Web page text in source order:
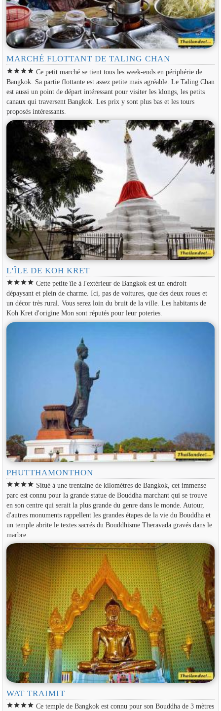
MARCHÉ FLOTTANT DE TALING CHAN
starstarstarstar Ce petit marché se tient tous les week-ends en périphérie de
Bangkok. Sa partie flottante est assez petite mais agréable. Le Taling Chan
est aussi un point de départ intéressant pour visiter les klongs, les petits
canaux qui traversent Bangkok. Les prix y sont plus bas et les tours
proposés intéressants.
L'ÎLE DE KOH KRET
starstarstarstar Cette petite île à l'extérieur de Bangkok est un endroit
dépaysant et plein de charme. Ici, pas de voitures, que des deux roues et
un décor très rural. Vous serez loin du bruit de la ville. Les habitants de
Koh Kret d'origine Mon sont réputés pour leur poteries.
PHUTTHAMONTHON
starstarstarstar Situé à une trentaine de kilomètres de Bangkok, cet immense
parc est connu pour la grande statue de Bouddha marchant qui se trouve
en son centre qui serait la plus grande du genre dans le monde. Autour,
d'autres monuments rappellent les grandes étapes de la vie du Bouddha et
un temple abrite le textes sacrés du Bouddhisme Theravada gravés dans le
marbre.
WAT TRAIMIT
starstarstarstar Ce temple de Bangkok est connu pour son Bouddha de 3 mètres